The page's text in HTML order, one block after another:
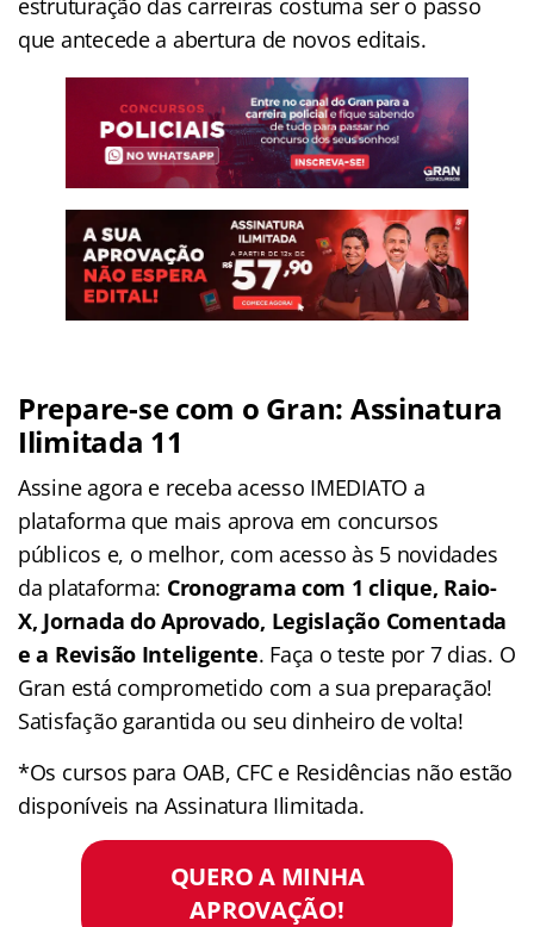
estruturação das carreiras costuma ser o passo
que antecede a abertura de novos editais.
Prepare-se com o Gran: Assinatura
Ilimitada 11
Assine agora e receba acesso IMEDIATO a
plataforma que mais aprova em concursos
públicos e, o melhor, com acesso às 5 novidades
da plataforma: Cronograma com 1 clique, Raio-
X, Jornada do Aprovado, Legislação Comentada
e a Revisão Inteligente. Faça o teste por 7 dias. O
Gran está comprometido com a sua preparação!
Satisfação garantida ou seu dinheiro de volta!
*Os cursos para OAB, CFC e Residências não estão
disponíveis na Assinatura Ilimitada.
QUERO A MINHA
APROVAÇÃO!